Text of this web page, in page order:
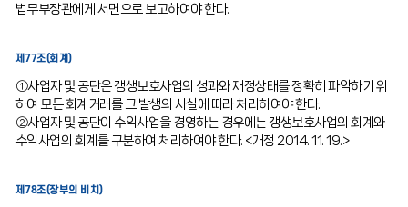
법무부장관에게 서면으로 보고하여야 한다.
제77조(회계)
①사업자 및 공단은 갱생보호사업의 성과와 재정상태를 정확히 파악하기 위
하여 모든 회계거래를 그 발생의 사실에 따라 처리하여야 한다.
②사업자 및 공단이 수익사업을 경영하는 경우에는 갱생보호사업의 회계와
수익사업의 회계를 구분하여 처리하여야 한다. <개정 2014. 11. 19.>
제78조(장부의 비치)